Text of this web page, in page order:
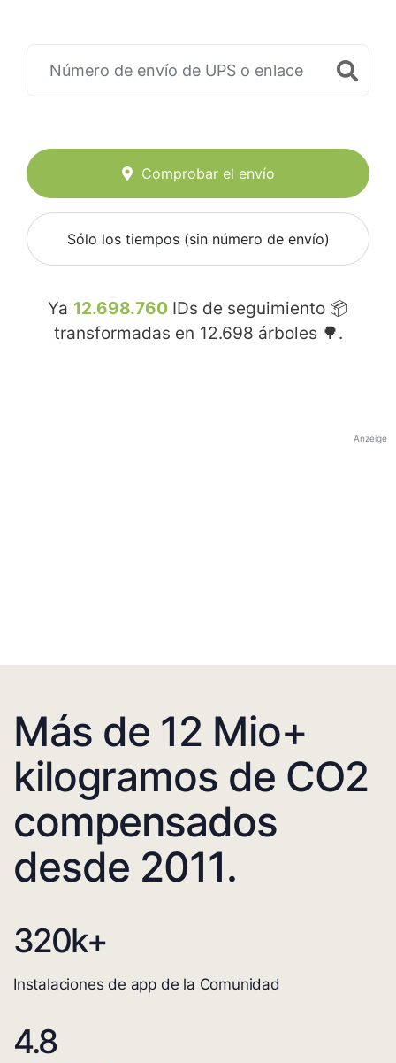
Comprobar el envío
Sólo los tiempos (sin número de envío)
Ya 12.698.760 IDs de seguimiento 📦
transformadas en 12.698 árboles 🌳.
Anzeige
Más de 12 Mio+
kilogramos de CO2
compensados
desde 2011.
320k+
Instalaciones de app de la Comunidad
4.8